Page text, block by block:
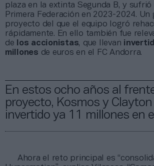
plaza en la extinta Segunda B, y sufrió
Primera Federación en 2023-2024. Un
proyecto del que el equipo logró
rápidamente. En ello también fue
de
los accionistas, que llevan
millones de euros en el FC Andorra.
En estos ocho años al
proyecto, Kosmos y
invertido ya 11 millones en
Ahora el reto principal es